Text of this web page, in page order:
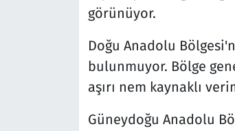
görünüyor.
Doğu Anadolu
bulunmuyor. Bölge
aşırı nem kaynaklı
Güneydoğu Anadolu